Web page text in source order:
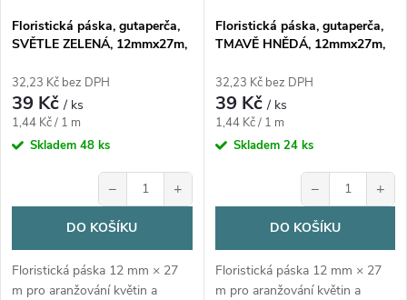
o
d
u
k
t
ů
o
d
u
ů
Floristická páska, gutaperča,
SVĚTLE ZELENÁ, 12mmx27m,
32,23 Kč bez DPH
39 Kč/ ks
Měrná
cena:
1,44 Kč / 1 m
Skladem 48 ks
− +
DO KOŠÍKU
Floristická páska 12 mm × 27
m pro aranžování květin a
Floristická páska, gutaperča,
TMAVĚ HNĚDÁ, 12mmx27m,
32,23 Kč bez DPH
39 Kč/ ks
Měrná
cena:
1,44 Kč / 1 m
Skladem 24 ks
− +
DO KOŠÍKU
Floristická páska 12 mm × 27
m pro aranžování květin a